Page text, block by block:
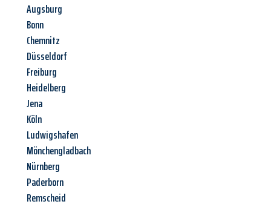
Augsburg
Bonn
Chemnitz
Düsseldorf
Freiburg
Heidelberg
Jena
Köln
Ludwigshafen
Mönchengladbach
Nürnberg
Paderborn
Remscheid